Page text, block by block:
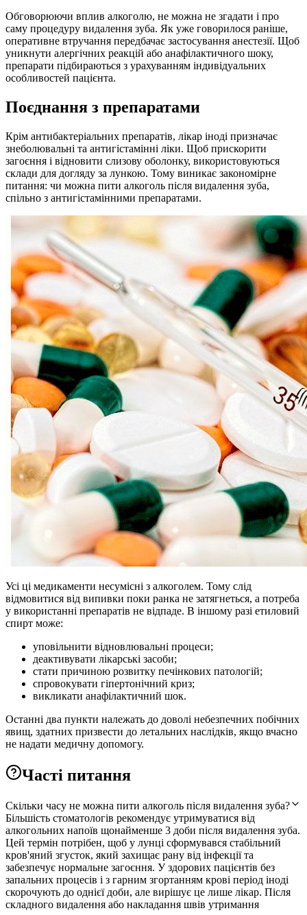
Обговорюючи вплив алкоголю, не можна не згадати і про
саму процедуру видалення зуба. Як уже говорилося раніше,
оперативне втручання передбачає застосування анестезії. Щоб
уникнути алергічних реакцій або анафілактичного шоку,
препарати підбираються з урахуванням індивідуальних
особливостей пацієнта.
Поєднання з препаратами
Крім антибактеріальних препаратів, лікар іноді призначає
знеболювальні та антигістамінні ліки. Щоб прискорити
загоєння і відновити слизову оболонку, використовуються
склади для догляду за лункою. Тому виникає закономірне
питання: чи можна пити алкоголь після видалення зуба,
спільно з антигістамінними препаратами.
Усі ці медикаменти несумісні з алкоголем. Тому слід
відмовитися від випивки поки ранка не затягнеться, а потреба
у використанні препаратів не відпаде. В іншому разі етиловий
спирт може:
уповільнити відновлювальні процеси;
деактивувати лікарські засоби;
стати причиною розвитку печінкових патологій;
спровокувати гіпертонічний криз;
викликати анафілактичний шок.
Останні два пункти належать до доволі небезпечних побічних
явищ, здатних призвести до летальних наслідків, якщо вчасно
не надати медичну допомогу.
Часті питання
Скільки часу не можна пити алкоголь після видалення зуба?
Більшість стоматологів рекомендує утримуватися від
алкогольних напоїв щонайменше 3 доби після видалення зуба.
Цей термін потрібен, щоб у лунці сформувався стабільний
кров'яний згусток, який захищає рану від інфекції та
забезпечує нормальне загоєння. У здорових пацієнтів без
запальних процесів і з гарним згортанням крові період іноді
скорочують до однієї доби, але вирішує це лише лікар. Після
складного видалення або накладання швів утримання